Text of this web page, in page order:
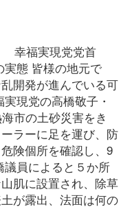
幸福実現党党首
態 皆様の地元で
開発が進んでいる可
現党の高橋敬子・
市の土砂災害をき
ラーに足を運び、防
険個所を確認し、9
議員によると５か所
肌に設置され、除草
が露出、法面は何の